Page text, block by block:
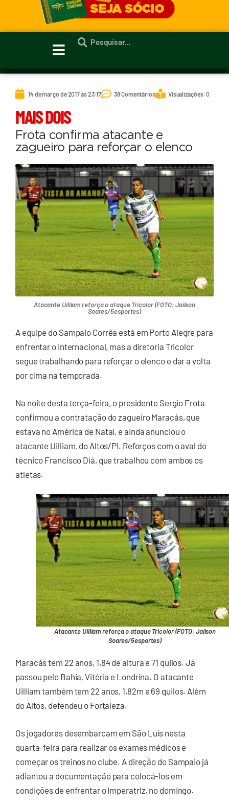
14 de março de 2017 às 23:17 38 Comentários Visualizações: 0
MAIS DOIS
Frota confirma atacante e
zagueiro para reforçar o elenco
Atacante Uilliam reforça o ataque Tricolor (FOTO: Jailson
Soares/5esportes)
A equipe do Sampaio Corrêa está em Porto Alegre para
enfrentar o Internacional, mas a diretoria Tricolor
segue trabalhando para reforçar o elenco e dar a volta
por cima na temporada.
Na noite desta terça-feira, o presidente Sergio Frota
confirmou a contratação do zagueiro Maracás, que
estava no América de Natal, e ainda anunciou o
atacante Uilliam, do Altos/PI. Reforços com o aval do
técnico Francisco Diá, que trabalhou com ambos os
atletas.
Atacante Uilliam reforça o ataque Tricolor (FOTO: Jailson
Soares/5esportes)
Maracás tem 22 anos, 1,84 de altura e 71 quilos. Já
passou pelo Bahia, Vitória e Londrina. O atacante
Uilliam também tem 22 anos, 1,82m e 69 quilos. Além
do Altos, defendeu o Fortaleza.
Os jogadores desembarcam em São Luís nesta
quarta-feira para realizar os exames médicos e
começar os treinos no clube. A direção do Sampaio já
adiantou a documentação para colocá-los em
condições de enfrentar o Imperatriz, no domingo.